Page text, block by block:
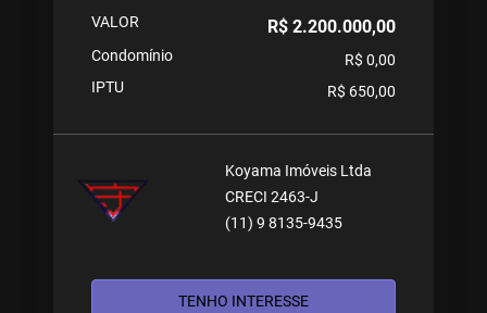
VALOR R$ 2.200.000,00
Condomínio
R$ 0,00
IPTU
R$ 650,00
Koyama Imóveis Ltda
CRECI 2463-J
(11) 9 8135-9435
TENHO INTERESSE